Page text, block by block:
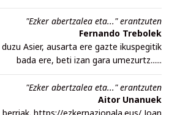
"Ezker abertzalea eta..." erantzuten
Fernando Trebolek
Asier, ausarta ere gazte ikuspegitik
bada ere, beti izan gara umezurtz......
"Ezker abertzalea eta..." erantzuten
Aitor Unanuek